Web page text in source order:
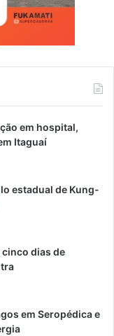
em hospital,
Itaguaí
estadual de Kung-
cinco dias de
em Seropédica e